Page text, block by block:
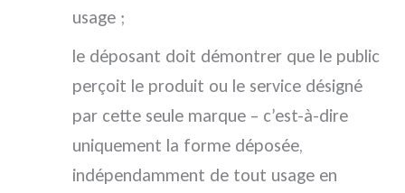
usage ;
le déposant doit démontrer que le public
perçoit le produit ou le service désigné
par cette seule marque – c’est-à-dire
uniquement la forme déposée,
indépendamment de tout usage en